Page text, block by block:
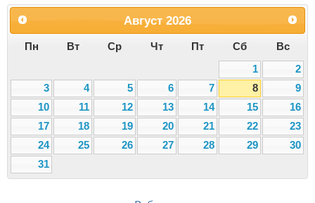
Август 2026
Пн Вт Ср Чт Пт Сб
Вс
1
2
3
4 5 6 7 8
9
10
11 12 13 14 15
16
17
18 19 20 21 22
23
24
25 26 27 28 29
30
31